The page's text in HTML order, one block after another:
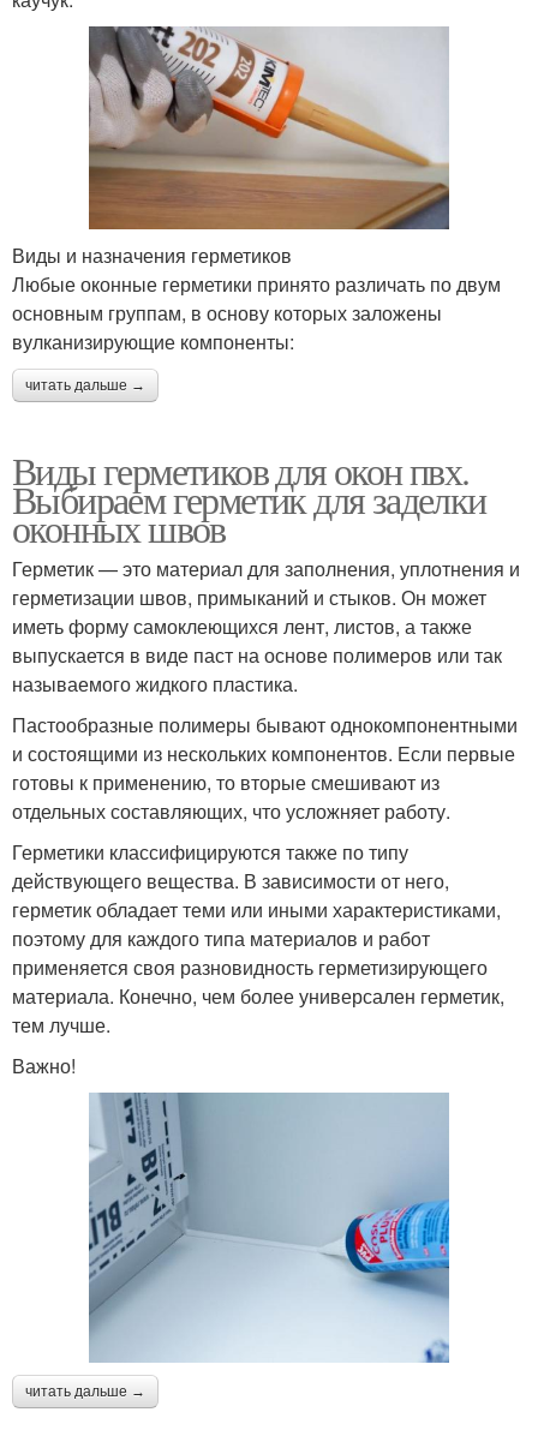
Виды и назначения герметиков
Любые оконные герметики принято различать по двум
основным группам, в основу которых заложены
вулканизирующие компоненты:
читать дальше →
Виды герметиков для окон пвх.
Выбираем герметик для заделки
оконных швов
Герметик — это материал для заполнения, уплотнения и
герметизации швов, примыканий и стыков. Он может
иметь форму самоклеющихся лент, листов, а также
выпускается в виде паст на основе полимеров или так
называемого жидкого пластика.
Пастообразные полимеры бывают однокомпонентными
и состоящими из нескольких компонентов. Если первые
готовы к применению, то вторые смешивают из
отдельных составляющих, что усложняет работу.
Герметики классифицируются также по типу
действующего вещества. В зависимости от него,
герметик обладает теми или иными характеристиками,
поэтому для каждого типа материалов и работ
применяется своя разновидность герметизирующего
материала. Конечно, чем более универсален герметик,
тем лучше.
Важно!
читать дальше →